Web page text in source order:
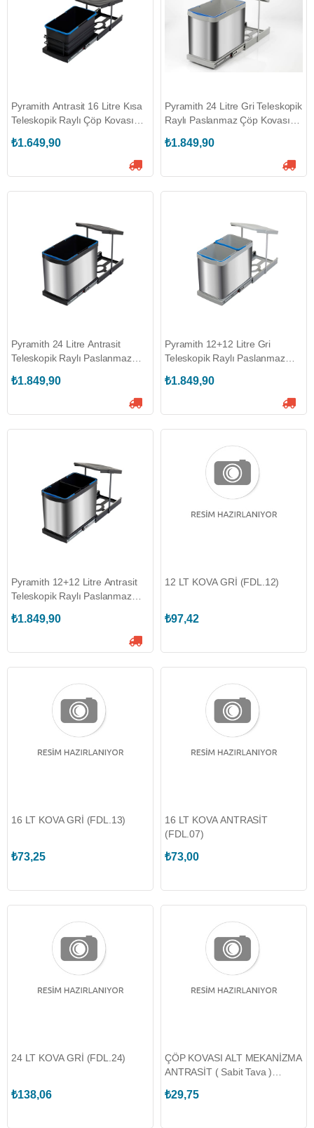
Pyramith Antrasit 16 Litre Kısa
Teleskopik Raylı Çöp Kovası
₺1.649,90
Pyramith 24 Litre Gri Teleskopik
Raylı Paslanmaz Çöp Kovası
₺1.849,90
Pyramith 24 Litre Antrasit
Teleskopik Raylı Paslanmaz
₺1.849,90
Pyramith 12+12 Litre Gri
Teleskopik Raylı Paslanmaz
₺1.849,90
Pyramith 12+12 Litre Antrasit
Teleskopik Raylı Paslanmaz
₺1.849,90
12 LT KOVA GRİ (FDL.12)
₺97,42
16 LT KOVA GRİ (FDL.13)
₺73,25
16 LT KOVA ANTRASİT
(FDL.07)
₺73,00
24 LT KOVA GRİ (FDL.24)
₺138,06
ÇÖP KOVASI ALT MEKANİZMA
ANTRASİT ( Sabit Tava )
₺29,75